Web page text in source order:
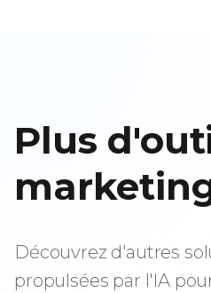
Plus
Découvrez d'autres
propulsées par l'IA